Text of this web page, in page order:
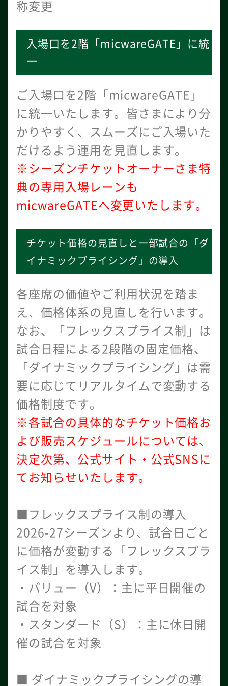
称変更
入場口を2階「micwareGATE」に統
一
ご入場口を2階「micwareGATE」
に統一いたします。皆さまにより分
かりやすく、スムーズにご入場いた
だけるよう運用を見直します。
※シーズンチケットオーナーさま特
典の専用入場レーンも
micwareGATEへ変更いたします。
チケット価格の見直しと一部試合の「ダ
イナミックプライシング」の導入
各座席の価値やご利用状況を踏ま
え、価格体系の見直しを行います。
なお、「フレックスプライス制」は
試合日程による2段階の固定価格、
「ダイナミックプライシング」は需
要に応じてリアルタイムで変動する
価格制度です。
※各試合の具体的なチケット価格お
よび販売スケジュールについては、
決定次第、公式サイト・公式SNSに
てお知らせいたします。
■フレックスプライス制の導入
2026-27シーズンより、試合日ごと
に価格が変動する「フレックスプラ
イス制」を導入します。
・バリュー（V）：主に平日開催の
試合を対象
・スタンダード（S）：主に休日開
催の試合を対象
■ ダイナミックプライシングの導